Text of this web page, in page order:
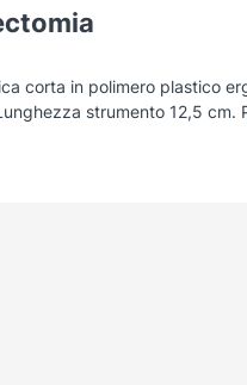
corta in polimero plastico
strumento 12,5 cm.